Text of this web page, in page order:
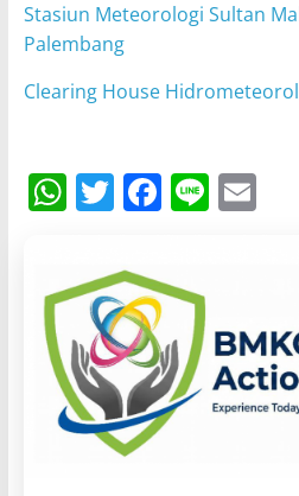
Stasiun Meteorologi Sultan
Palembang
Clearing House
W
at
s
A
p
p
T
itt
er
F
c
e
b
o
o
Li E